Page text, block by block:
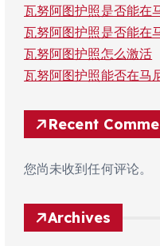
瓦努阿图护照是否能在
瓦努阿图护照是否能在
瓦努阿图护照怎么激活
瓦努阿图护照能否在马
Recent
您尚未收到任何评论。
Archives